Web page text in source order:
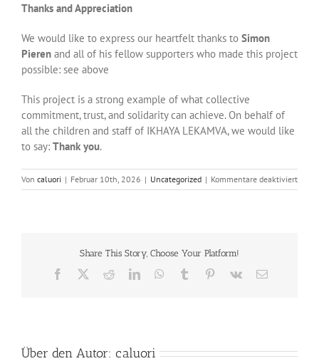
Thanks and Appreciation
We would like to express our heartfelt thanks to Simon
Pieren and all of his fellow supporters who made this project
possible: see above
This project is a strong example of what collective
commitment, trust, and solidarity can achieve. On behalf of
all the children and staff of IKHAYA LEKAMVA, we would like
to say: Thank you.
Von caluori | Februar 10th, 2026 | Uncategorized | Kommentare deaktiviertfür
Share This Story, Choose Your Platform!
Facebook RedditLinkedInWhatsApp
Tumblr Pinterest
Vk
E-
Über den Autor: caluori